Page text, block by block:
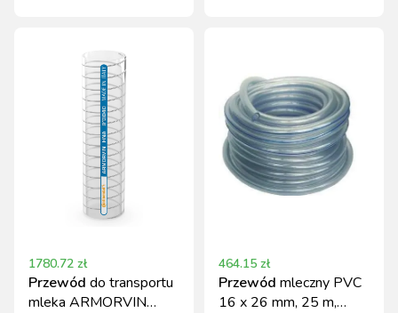
1780.72 zł
Przewód do transportu
mleka ARMORVIN
464.15 zł
Przewód mleczny PVC
16 x 26 mm, 25 m,